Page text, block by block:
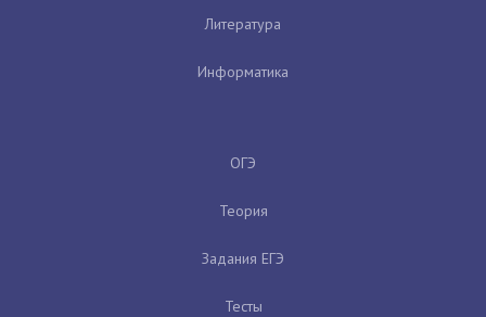
Литература
Информатика
ОГЭ
Теория
Задания ЕГЭ
Тесты